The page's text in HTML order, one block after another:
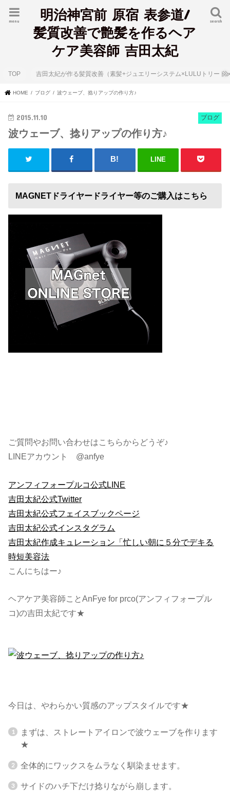
明治神宮前 原宿 表参道/
髪質改善で艶髪を作るヘア
ケア美容師 吉田太紀
search
menu
TOP 吉田太紀が作る髪質改善（素髪+ジュエリーシステム×LULUトリート
HOME ブログ 波ウェーブ、捻りアップの作り方♪
ブログ
2015.11.10
波ウェーブ、捻りアップの作り方♪
LINE
MAGNETドライヤードライヤー等のご購入はこちら
ご質問やお問い合わせはこちらからどうぞ♪
LINEアカウント @anfye
アンフィフォープルコ公式LINE
吉田太紀公式Twitter
吉田太紀公式フェイスブックページ
吉田太紀公式インスタグラム
吉田太紀作成キュレーション「忙しい朝に５分でデキる
時短美容法
こんにちはー♪
ヘアケア美容師ことAnFye for prco(アンフィフォープル
コ)の吉田太紀です★
今日は、やわらかい質感のアップスタイルです★
まずは、ストレートアイロンで波ウェーブを作ります
★
全体的にワックスをムラなく馴染ませます。
サイドのハチ下だけ捻りながら崩します。